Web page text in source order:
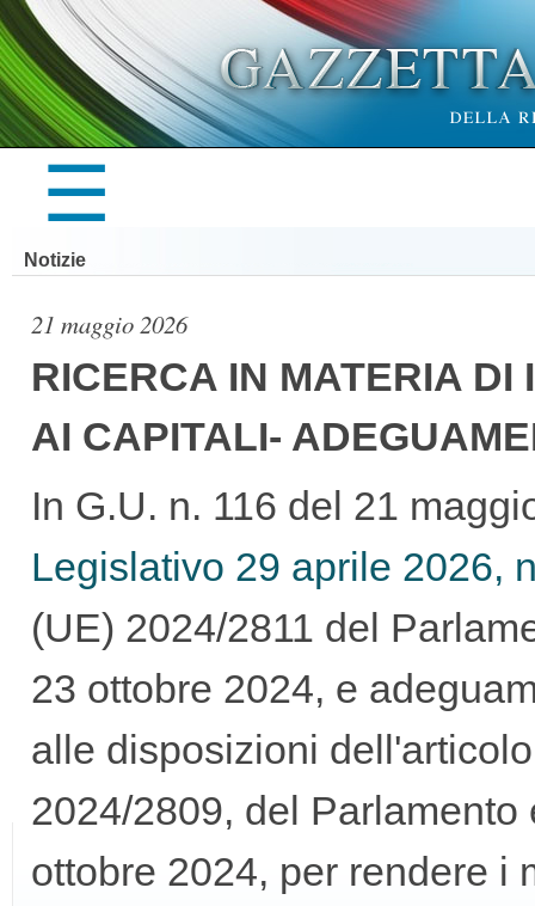
☰
×
LA
GAZZETTA
UFFICIALE
GUIDA
ALL'USO
F.A.Q.
Notizie
21 maggio 2026
RICERCA IN MATERIA DI
AI CAPITALI-
In G.U. n. 116 del 21
Legislativo 29 aprile 2026,
(UE) 2024/2811 del
23 ottobre 2024, e
alle disposizioni
2024/2809, del
ottobre 2024, per rendere i